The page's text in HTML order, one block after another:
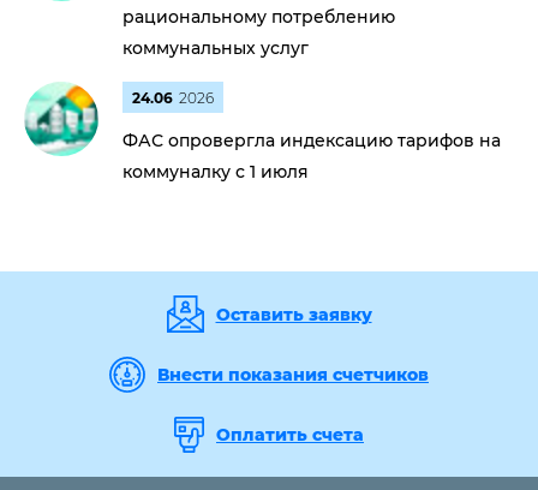
рациональному потреблению
коммунальных услуг
24.06 2026
ФАС опровергла индексацию тарифов на
коммуналку с 1 июля
Оставить заявку
Внести показания счетчиков
Оплатить счета